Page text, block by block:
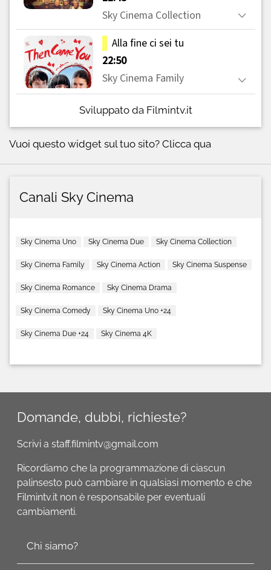
Sviluppato da Filmintv.it
Vuoi questo widget sul tuo sito? Clicca qua
Canali Sky Cinema
Sky Cinema Uno Sky Cinema Due Sky Cinema Collection
Sky Cinema Family Sky Cinema Action Sky Cinema Suspense
Sky Cinema Romance Sky Cinema Drama
Sky Cinema Comedy Sky Cinema Uno +24
Sky Cinema Due +24 Sky Cinema 4K
Domande, dubbi, richieste?
Scrivi a staff.filmintv@gmail.com
Ricordiamo che la programmazione di ciascun
palinsesto può cambiare in qualsiasi momento e che
Filmintv.it non è responsabile per eventuali
cambiamenti.
Chi siamo?